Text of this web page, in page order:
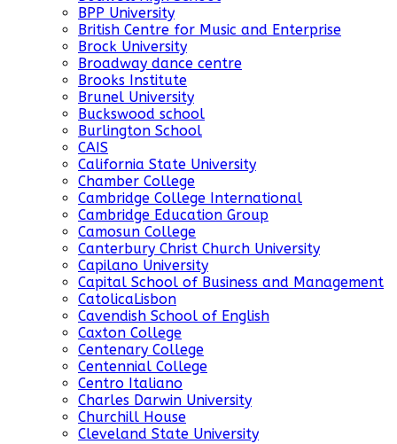
BPP University
British Centre for Music and Enterprise
Brock University
Broadway dance centre
Brooks Institute
Brunel University
Buckswood school
Burlington School
CAIS
California State University
Chamber College
Cambridge College International
Cambridge Education Group
Camosun College
Canterbury Christ Church University
Capilano University
Capital School of Business and Management
CatolicaLisbon
Cavendish School of English
Caxton College
Centenary College
Centennial College
Centro Italiano
Charles Darwin University
Churchill House
Cleveland State University